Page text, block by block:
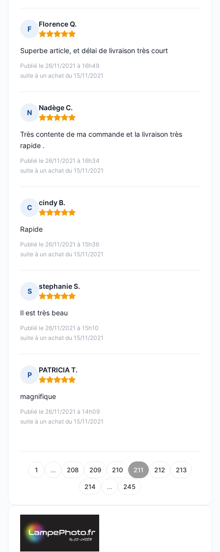
F
Florence Q.
Note : 5 sur 5
Publié le 26/11/2021 à 16h49
suite à un achat du 15/11/2021
Superbe article, et délai de livraison très court
N
Nadège C.
Note : 5 sur 5
Publié le 26/11/2021 à 16h34
suite à un achat du 15/11/2021
Très contente de ma commande et la livraison très
rapide .
C
cindy B.
Note : 5 sur 5
Publié le 26/11/2021 à 15h36
suite à un achat du 15/11/2021
Rapide
S
stephanie S.
Note : 5 sur 5
Publié le 26/11/2021 à 15h10
suite à un achat du 15/11/2021
Il est très beau
P
PATRICIA T.
Note : 5 sur 5
Publié le 26/11/2021 à 14h09
suite à un achat du 15/11/2021
magnifique
1 … 208 209 210 211 212 213
214 … 245